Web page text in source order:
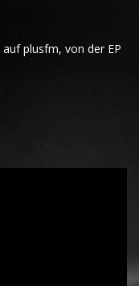
auf plusfm, von der EP